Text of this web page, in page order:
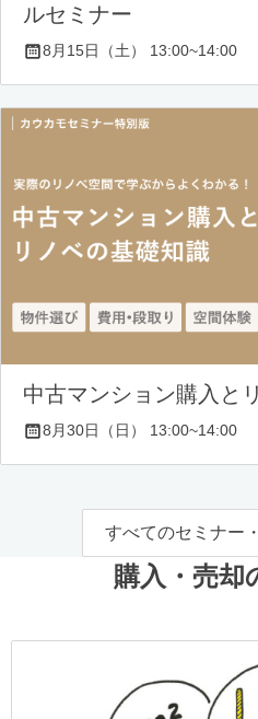
ルセミナー
8月15日（土） 13:00~14:00
中古マンション購入と
8月30日（日） 13:00~14:00
すべてのセミナー
購入・売却